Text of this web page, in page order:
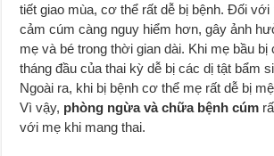
tiết giao mùa, cơ thể rất dễ bị bệnh. Đối với
cảm cúm càng nguy hiểm hơn, gây ảnh
mẹ và bé trong thời gian dài. Khi mẹ bầu
tháng đầu của thai kỳ dễ bị các dị tật bẩm
Ngoài ra, khi bị bệnh cơ thể mẹ rất dễ bị
Vì vậy, phòng ngừa và chữa bệnh cúm
với mẹ khi mang thai.